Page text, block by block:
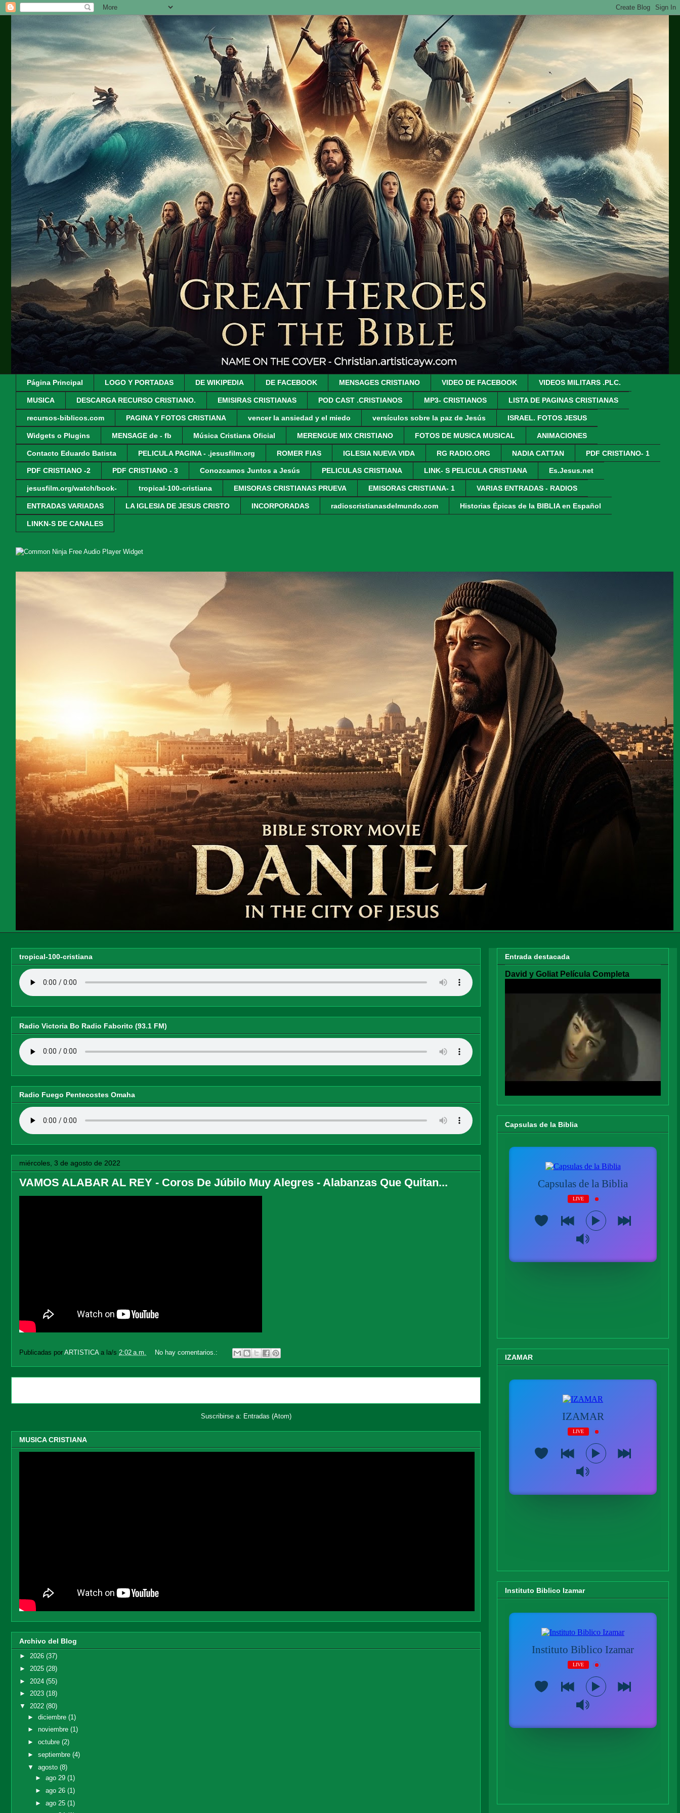
Página Principal LOGO Y PORTADAS DE WIKIPEDIA DE FACEBOOK MENSAGES CRISTIANO VIDEO DE FACEBOOK VIDEOS MILITARS .PLC.
MUSICA DESCARGA RECURSO CRISTIANO. EMISIRAS CRISTIANAS POD CAST .CRISTIANOS MP3- CRISTIANOS LISTA DE PAGINAS CRISTIANAS
recursos-biblicos.com PAGINA Y FOTOS CRISTIANA vencer la ansiedad y el miedo versículos sobre la paz de Jesús ISRAEL. FOTOS JESUS
Widgets o Plugins MENSAGE de - fb Música Cristiana Oficial MERENGUE MIX CRISTIANO FOTOS DE MUSICA MUSICAL ANIMACIONES
Contacto Eduardo Batista PELICULA PAGINA - .jesusfilm.org ROMER FIAS IGLESIA NUEVA VIDA RG RADIO.ORG NADIA CATTAN PDF CRISTIANO- 1
PDF CRISTIANO -2 PDF CRISTIANO - 3 Conozcamos Juntos a Jesús PELICULAS CRISTIANA LINK- S PELICULA CRISTIANA Es.Jesus.net
jesusfilm.org/watch/book- tropical-100-cristiana EMISORAS CRISTIANAS PRUEVA EMISORAS CRISTIANA- 1 VARIAS ENTRADAS - RADIOS
ENTRADAS VARIADAS LA IGLESIA DE JESUS CRISTO INCORPORADAS radioscristianasdelmundo.com Historias Épicas de la BIBLIA en Español
LINKN-S DE CANALES
Free Audio Player Widget
tropical-100-cristiana
Radio Victoria Bo Radio Faborito (93.1 FM)
Radio Fuego Pentecostes Omaha
miércoles, 3 de agosto de 2022
VAMOS ALABAR AL REY - Coros De Júbilo Muy Alegres - Alabanzas Que Quitan...
Publicadas por ARTISTICA a la/s 2:02 a.m. No hay comentarios.:
Suscribirse a: Entradas (Atom)
MUSICA CRISTIANA
Archivo del Blog
► 2026 (37)
► 2025 (28)
► 2024 (55)
► 2023 (18)
▼ 2022 (80)
► diciembre (1)
► noviembre (1)
► octubre (2)
► septiembre (4)
▼ agosto (8)
►ago 29(1)
►ago 26(1)
►ago 25(1)
Entrada destacada
David y Goliat Película Completa
Capsulas de la Biblia
IZAMAR
Instituto Biblico Izamar